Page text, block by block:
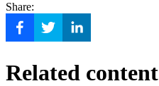
Share:
Related content